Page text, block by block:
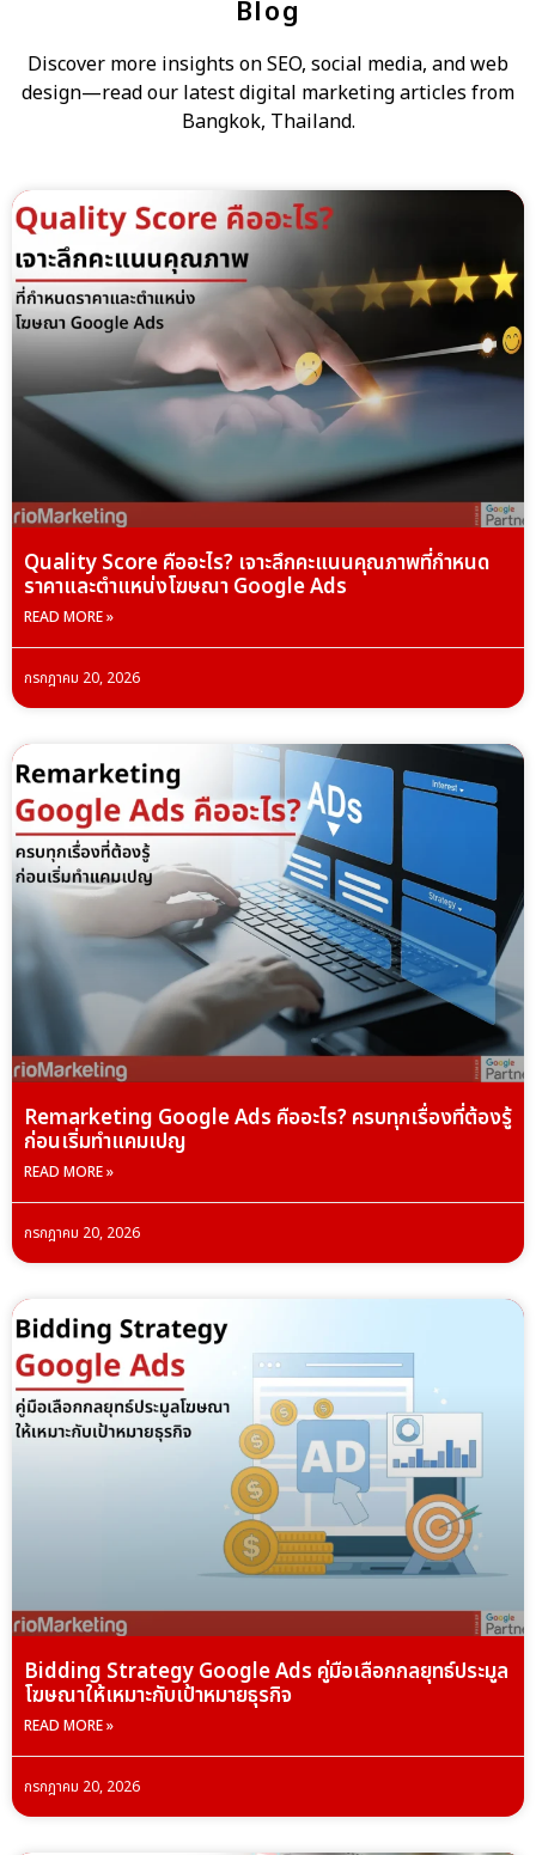
Blog
Discover more insights on SEO, social media, and web
design—read our latest digital marketing articles from
Bangkok, Thailand.
Quality Score คืออะไร? เจาะลึกคะแนนคุณภาพที่กำหนด
ราคาและตำแหน่งโฆษณา Google Ads
READ MORE »
กรกฎาคม 20, 2026
Remarketing Google Ads คืออะไร? ครบทุกเรื่องที่ต้องรู้
ก่อนเริ่มทำแคมเปญ
READ MORE »
กรกฎาคม 20, 2026
Bidding Strategy Google Ads คู่มือเลือกกลยุทธ์ประมูล
โฆษณาให้เหมาะกับเป้าหมายธุรกิจ
READ MORE »
กรกฎาคม 20, 2026